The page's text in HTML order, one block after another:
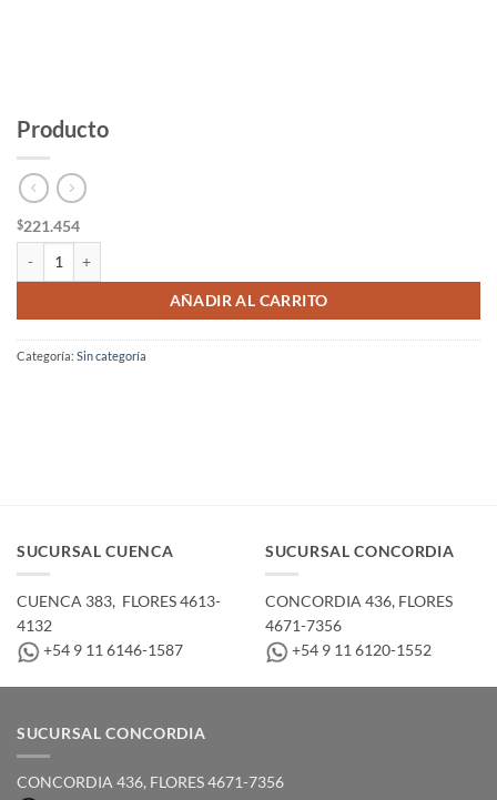
Producto
$221.454
AÑADIR AL CARRITO
Categoría: Sin categoría
SUCURSAL CUENCA
CUENCA 383, ­ FLORES 4613-
4132
+54 9 11 6146-1587
SUCURSAL CONCORDIA
CONCORDIA 436,­ FLORES
4671-7356
+54 9 11 6120-1552
SUCURSAL CONCORDIA
CONCORDIA 436,­ FLORES 4671-7356